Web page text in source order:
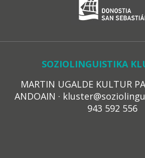
SOZIOLINGUISTIKA
MARTIN UGALDE KULTUR
ANDOAIN ·
943 592 556